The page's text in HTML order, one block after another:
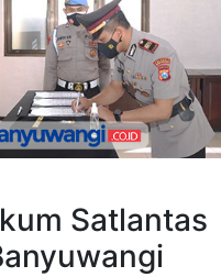
Satlantas